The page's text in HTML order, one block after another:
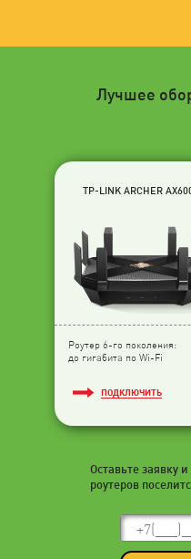
Лучшее
TP-LINK ARCHER
Роутер 6-го поколения:
до гигабита по Wi-Fi
ПОДКЛЮЧИТЬ
Оставьте заявку
роутеров